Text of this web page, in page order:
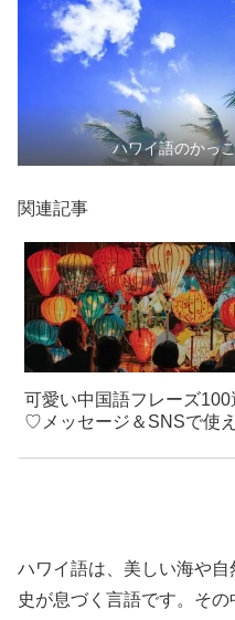
ハワイ語のかっ
関連記事
可愛い中国語フレーズ100
♡メッセージ＆SNSで使え
ハワイ語は、美しい海や
史が息づく言語です。そ